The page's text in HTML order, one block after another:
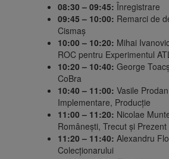
08:30 – 09:45: Înregistrare
09:45 – 10:00: Remarci de
Cismaș
10:00 – 10:20: Mihai
ROC pentru Experimentul
10:20 – 10:40: George
CoBra
10:40 – 11:00: Vasile
Implementare, Producție
11:00 – 11:20: Nicolae
Românești, Trecut și Prezent
11:20 – 11:40: Alexandru
Colecționarului